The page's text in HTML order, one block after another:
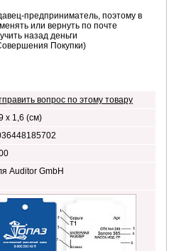
предприниматель, поэтому в
или вернуть по почте
назад деньги
Покупки)
вопрос по этому товару
x 1,6 (см)
Auditor GmbH